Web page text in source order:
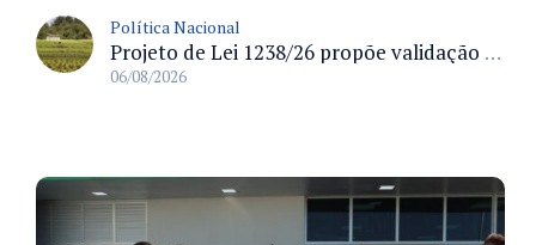
Política Nacional
Projeto de Lei 1238/26 propõe validação automática do Cadastro Ambiental Rural para imóveis de até quatro módulos fiscais
06/08/2026